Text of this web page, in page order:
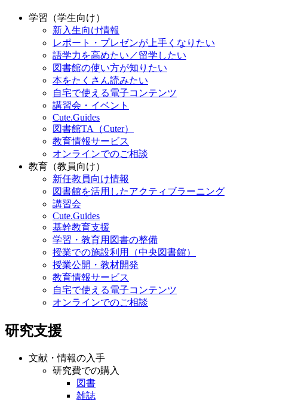
学習（学生向け）
新入生向け情報
レポート・プレゼンが上手くなりたい
語学力を高めたい／留学したい
図書館の使い方が知りたい
本をたくさん読みたい
自宅で使える電子コンテンツ
講習会・イベント
Cute.Guides
図書館TA（Cuter）
教育情報サービス
オンラインでのご相談
教育（教員向け）
新任教員向け情報
図書館を活用したアクティブラーニング
講習会
Cute.Guides
基幹教育支援
学習・教育用図書の整備
授業での施設利用（中央図書館）
授業公開・教材開発
教育情報サービス
自宅で使える電子コンテンツ
オンラインでのご相談
研究支援
文献・情報の入手
研究費での購入
図書
雑誌